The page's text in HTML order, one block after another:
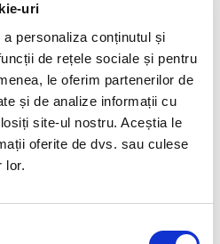
uri
personaliza conținutul și
de rețele sociale și pentru
le oferim partenerilor de
și de analize informații cu
site-ul nostru. Aceștia le
oferite de dvs. sau culese
lor.
vanatoare si servicii
nepermanente;
plantelor din culturi
pentru inmultire;
mixte (cultura vegetala
agriculturii si activitatii